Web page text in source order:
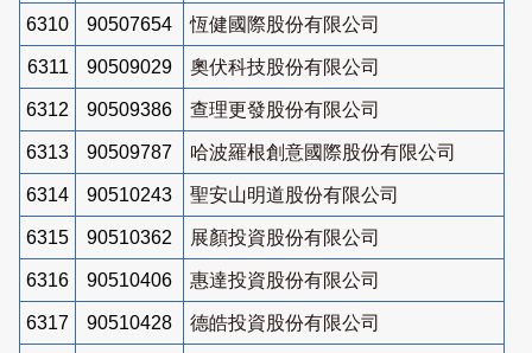
6310 90507654 恆健國際股份有限公司
6311 90509029 奧伏科技股份有限公司
6312 90509386 查理更發股份有限公司
6313 90509787 哈波羅根創意國際股份有限公司
6314 90510243 聖安山明道股份有限公司
6315 90510362 展顏投資股份有限公司
6316 90510406 惠達投資股份有限公司
6317 90510428 德皓投資股份有限公司